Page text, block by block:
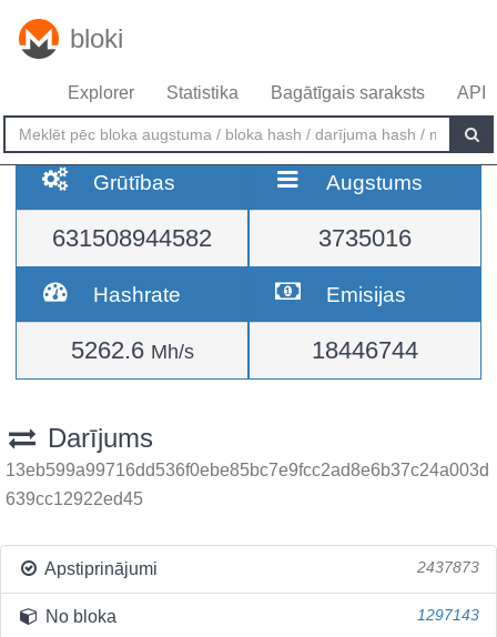
bloki
Explorer Statistika Bagātīgais saraksts API
Grūtības
631508944582
Augstums
3735016
Hashrate
5262.6 Mh/s
Emisijas
18446744
Darījums
13eb599a99716dd536f0ebe85bc7e9fcc2ad8e6b37c24a003d
639cc12922ed45
Apstiprinājumi 2437873
No bloka 1297143